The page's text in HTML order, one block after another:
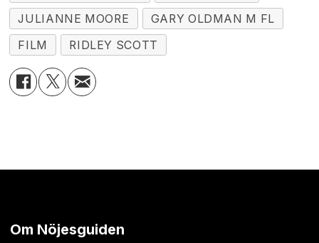
JULIANNE MOORE
GARY OLDMAN M FL
FILM
RIDLEY SCOTT
Om Nöjesguiden